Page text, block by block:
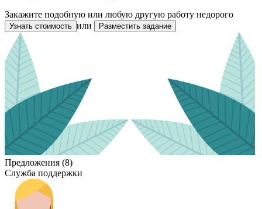
Закажите подобную или любую другую работу недорого
Узнать стоимость или Разместить задание
Предложения (8)
Служба поддержки